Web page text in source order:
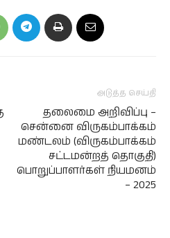
அடுத்த செய்தி
தலைமை அறிவிப்பு –
சென்னை விருகம்பாக்கம்
மண்டலம் (விருகம்பாக்கம்
சட்டமன்றத் தொகுதி)
பொறுப்பாளர்கள் நியமனம்
– 2025